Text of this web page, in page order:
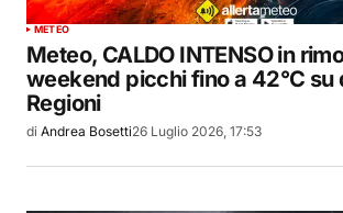
METEO
Meteo, CALDO INTENSO in
weekend picchi fino a 42°C su
Regioni
di Andrea Bosetti26 Luglio 2026, 17:53